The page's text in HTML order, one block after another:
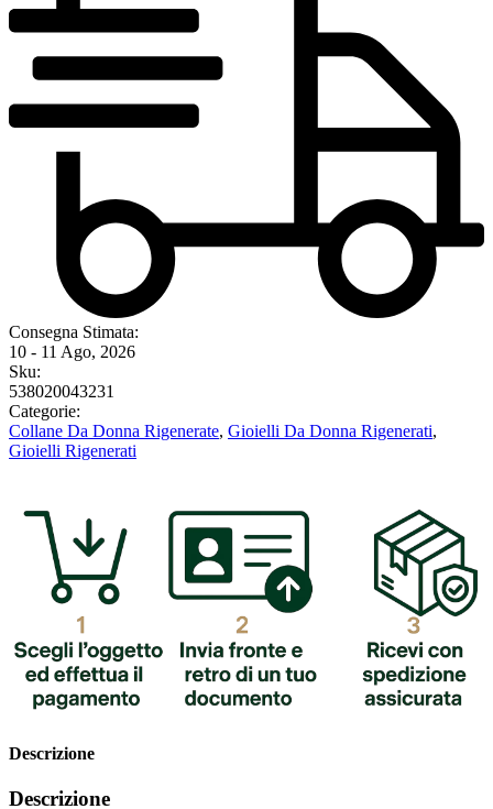
Consegna Stimata:
10 - 11 Ago, 2026
Sku:
538020043231
Categorie:
Collane Da Donna Rigenerate, Gioielli Da Donna Rigenerati,
Gioielli Rigenerati
Descrizione
Descrizione